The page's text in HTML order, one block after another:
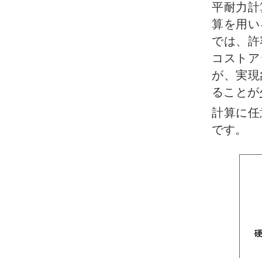
平耐力
算を用
では、
コスト
が、実
ること
計算に
です。